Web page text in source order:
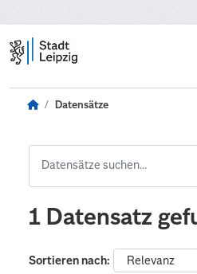
Datensätze
1 Datensatz
Sortieren nach